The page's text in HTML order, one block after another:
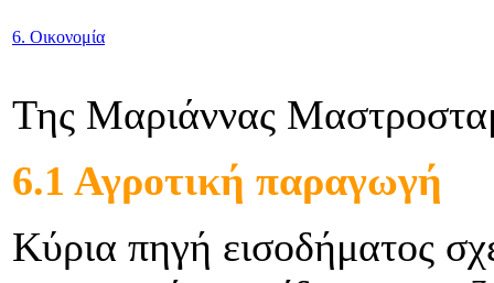
6. Οικονομία
Της Μαριάννας
6.1 Αγροτική παραγωγή
Κύρια πηγή εισοδήματος